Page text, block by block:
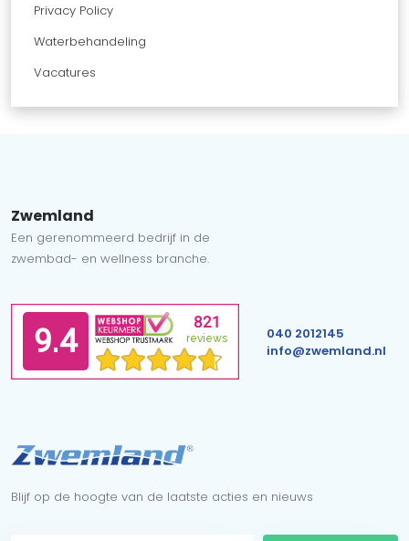
Privacy Policy
Waterbehandeling
Vacatures
Zwemland
Een gerenommeerd bedrijf in de
zwembad- en wellness branche.
040 2012145
info@zwemland.nl
Blijf op de hoogte van de laatste acties en nieuws